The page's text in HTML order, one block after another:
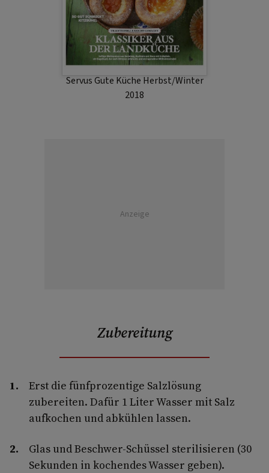
Servus Gute Küche Herbst/Winter
2018
Anzeige
Zubereitung
Erst die fünfprozentige Salzlösung
zubereiten. Dafür 1 Liter Wasser mit Salz
aufkochen und abkühlen lassen.
Glas und Beschwer-Schüssel sterilisieren (30
Sekunden in kochendes Wasser geben).